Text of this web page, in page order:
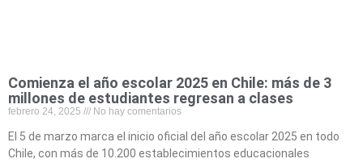
Comienza el año escolar 2025 en Chile: más de 3
millones de estudiantes regresan a clases
febrero 24, 2025 No hay comentarios
El 5 de marzo marca el inicio oficial del año escolar 2025 en todo
Chile, con más de 10.200 establecimientos educacionales